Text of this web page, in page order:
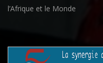
l’Afrique et le Monde